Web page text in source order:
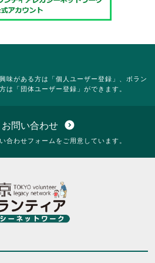
味がある方は「個人ユーザー登録」、ボラン
は「団体ユーザー登録」ができます。
問い合わせ expand_circle_down
合わせフォームをご用意しています。